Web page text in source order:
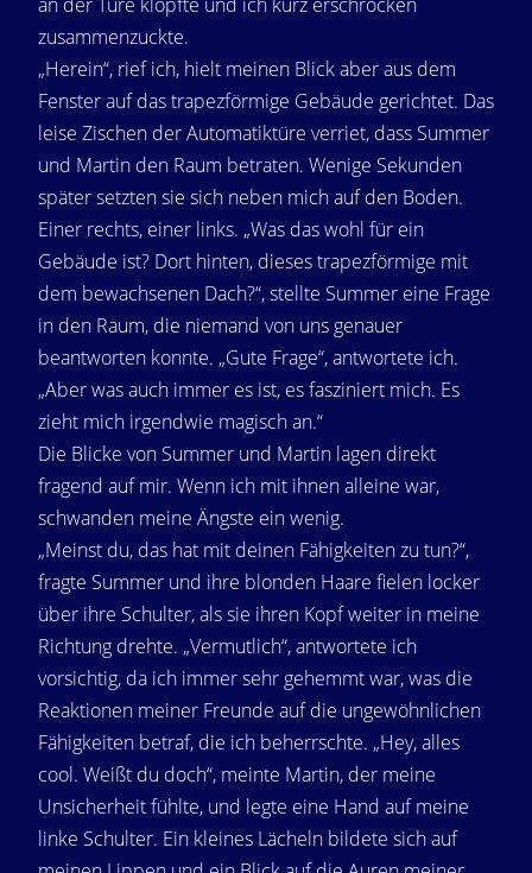
zusammenzuckte.
„Herein“, rief ich, hielt meinen Blick aber aus dem
Fenster auf das trapezförmige Gebäude gerichtet. Das
leise Zischen der Automatiktüre verriet, dass Summer
und Martin den Raum betraten. Wenige Sekunden
später setzten sie sich neben mich auf den Boden.
Einer rechts, einer links. „Was das wohl für ein
Gebäude ist? Dort hinten, dieses trapezförmige mit
dem bewachsenen Dach?“, stellte Summer eine Frage
in den Raum, die niemand von uns genauer
beantworten konnte. „Gute Frage“, antwortete ich.
„Aber was auch immer es ist, es fasziniert mich. Es
zieht mich irgendwie magisch an.“
Die Blicke von Summer und Martin lagen direkt
fragend auf mir. Wenn ich mit ihnen alleine war,
schwanden meine Ängste ein wenig.
„Meinst du, das hat mit deinen Fähigkeiten zu tun?“,
fragte Summer und ihre blonden Haare fielen locker
über ihre Schulter, als sie ihren Kopf weiter in meine
Richtung drehte. „Vermutlich“, antwortete ich
vorsichtig, da ich immer sehr gehemmt war, was die
Reaktionen meiner Freunde auf die ungewöhnlichen
Fähigkeiten betraf, die ich beherrschte. „Hey, alles
cool. Weißt du doch“, meinte Martin, der meine
Unsicherheit fühlte, und legte eine Hand auf meine
linke Schulter. Ein kleines Lächeln bildete sich auf